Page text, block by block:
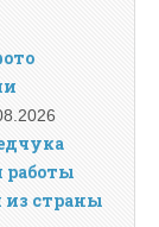
работы
из страны